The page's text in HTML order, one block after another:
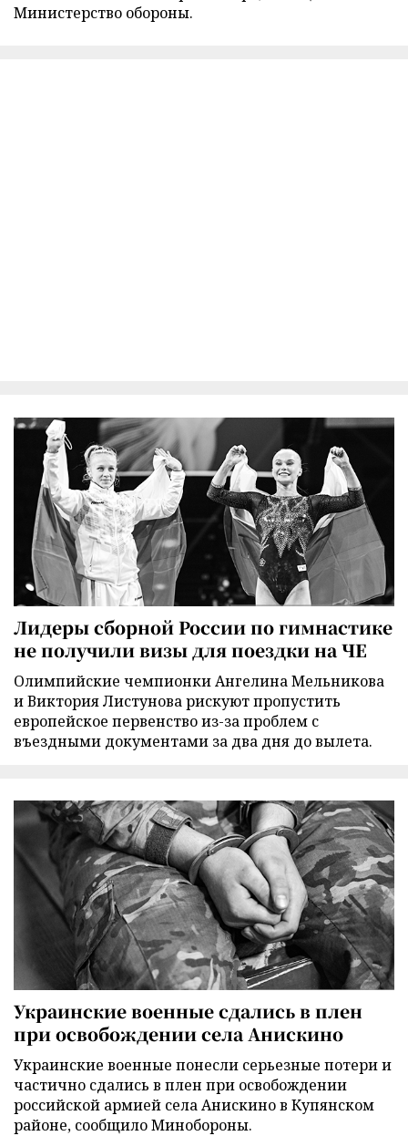
Министерство обороны.
Лидеры сборной России по гимнастике
не получили визы для поездки на ЧЕ
Олимпийские чемпионки Ангелина Мельникова
и Виктория Листунова рискуют пропустить
европейское первенство из-за проблем с
въездными документами за два дня до вылета.
Украинские военные сдались в плен
при освобождении села Анискино
Украинские военные понесли серьезные потери и
частично сдались в плен при освобождении
российской армией села Анискино в Купянском
районе, сообщило Минобороны.